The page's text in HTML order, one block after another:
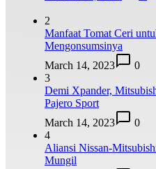
2
Manfaat Tomat Ceri
Mengonsumsinya
March 14, 2023
0
3
Demi Xpander,
Pajero Sport
March 14, 2023
0
4
Aliansi Nissan-
Mungil